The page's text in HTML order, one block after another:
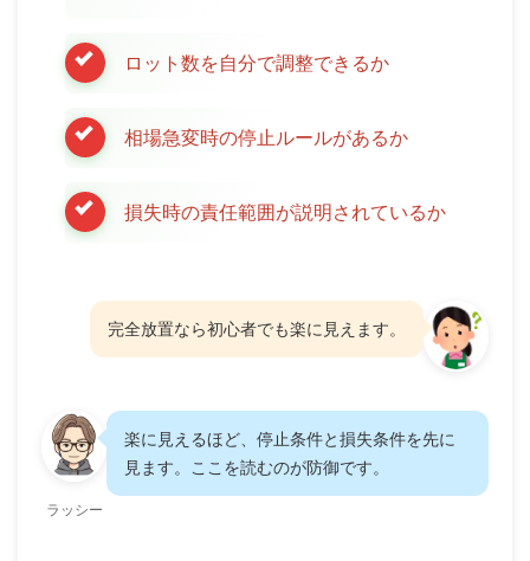
ロット数を自分で調整できるか
相場急変時の停止ルールがあるか
損失時の責任範囲が説明されているか
完全放置なら初心者でも楽に見えます。
ラッシー
楽に見えるほど、停止条件と損失条件を先に
見ます。ここを読むのが防御です。